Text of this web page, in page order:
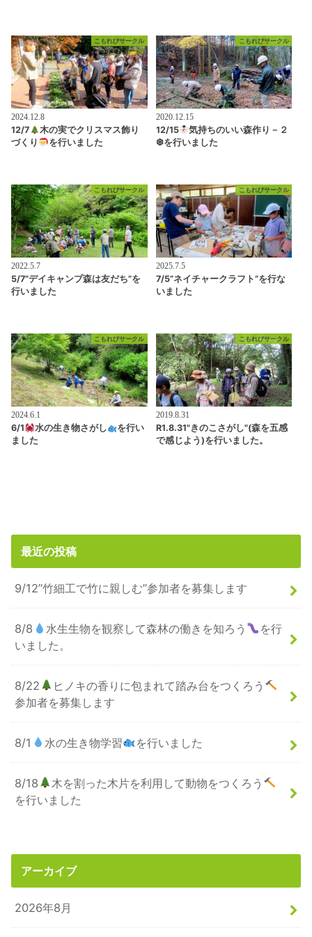
こもれびサークル
2024.12.8
12/7
木の実でクリスマス飾り
づくり
を行いました
こもれびサークル
2020.12.15
12/15
気持ちのいい森作り－２
❆を行いました
こもれびサークル
2022.5.7
5/7”デイキャンプ森は友だち”を
行いました
こもれびサークル
2025.7.5
7/5”ネイチャークラフト”を行な
いました
こもれびサークル
2024.6.1
6/1 水の生き物さがし
を行い
ました
こもれびサークル
2019.8.31
R1.8.31"きのこさがし"(森を五感
で感じよう)を行いました。
最近の投稿
9/12”竹細工で竹に親しむ”参加者を募集します
8/8 水生生物を観察して森林の働きを知ろう
を行
いました。
8/22
ヒノキの香りに包まれて踏み台をつくろう
参加者を募集します
8/1 水の生き物学習 を行いました
8/18
木を割った木片を利用して動物をつくろう
を行いました
アーカイブ
2026年8月